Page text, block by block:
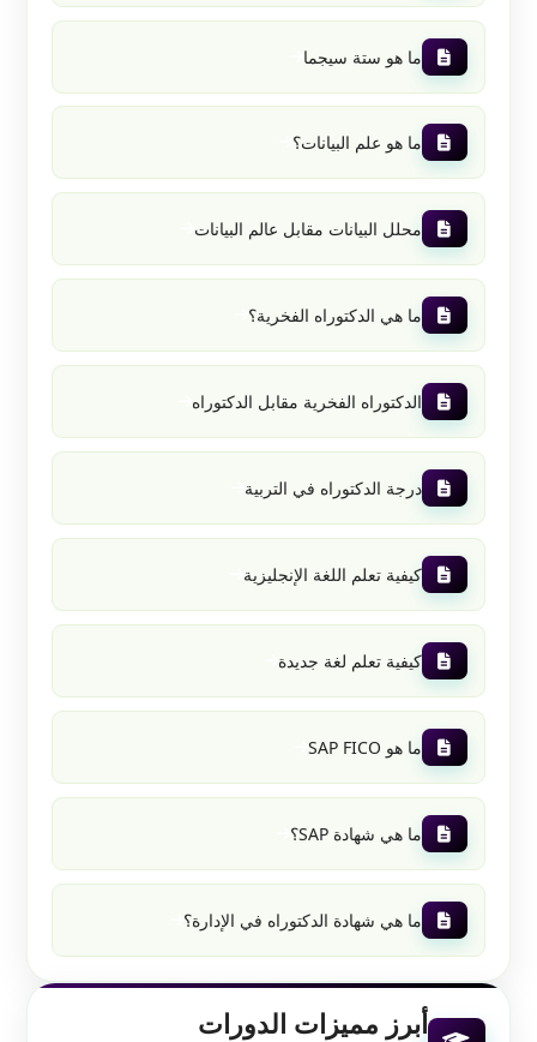
ما هو ستة سيجما
ما هو علم البيانات؟
محلل البيانات مقابل عالم البيانات
ما هي الدكتوراه الفخرية؟
الدكتوراه الفخرية مقابل الدكتوراه
درجة الدكتوراه في التربية
كيفية تعلم اللغة الإنجليزية
كيفية تعلم لغة جديدة
ما هو SAP FICO
ما هي شهادة SAP؟
ما هي شهادة الدكتوراه في الإدارة؟
أبرز مميزات الدورات